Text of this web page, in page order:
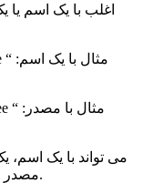
**: اغلب با یک اسم
– مثال با یک اسم: “
– مثال با مصدر: “
**: می تواند با یک اسم،
مصدر دنبال شود، اما معنی می تواند کمی تغییر کند.